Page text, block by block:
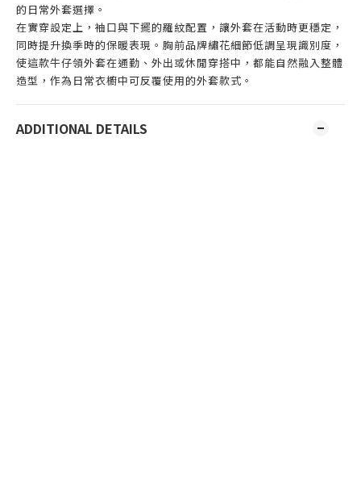
的日常外套選擇。
在實穿設定上，袖口與下擺的羅紋配置，讓外套在活動時更穩定，
同時提升換季時的保暖表現。胸前品牌繡花細節低調呈現識別度，
使這款牛仔領外套在通勤、外出或休閒穿搭中，都能自然融入整體
造型，作為日常衣櫥中可反覆使用的外套款式。
ADDITIONAL DETAILS